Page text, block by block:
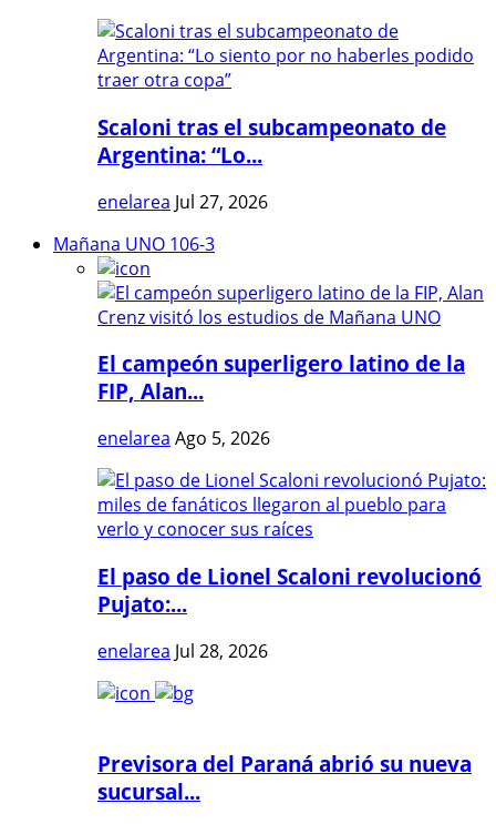
Scaloni tras el subcampeonato de
Argentina: “Lo...
enelarea Jul 27, 2026
Mañana UNO 106-3
El campeón superligero latino de la
FIP, Alan...
enelarea Ago 5, 2026
El paso de Lionel Scaloni revolucionó
Pujato:...
enelarea Jul 28, 2026
Previsora del Paraná abrió su nueva
sucursal...